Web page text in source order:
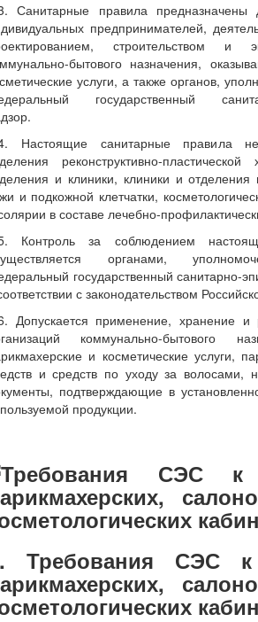
Санитарные правила
предпринимателей,
строительством и
бытового назначения,
услуги, а также органов,
государственный
Настоящие санитарные правила
реконструктивно-пластической
и клиники, клиники и
и подкожной клетчатки,
в составе лечебно-
Контроль за соблюдением
органами,
государственный санитарно-
с законодательством
Допускается применение, хранение и
коммунально-бытового
и косметические услуги,
и средств по уходу за волосами,
подтверждающие в
продукции.
Требования СЭС к